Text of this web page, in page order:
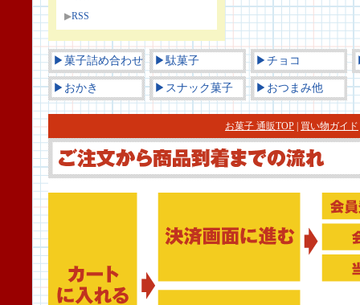
▶RSS
▶菓子詰め合わせ ▶駄菓子 ▶チョコ
▶おかき ▶スナック菓子 ▶おつまみ他
お菓子 通販TOP 買い物ガイド